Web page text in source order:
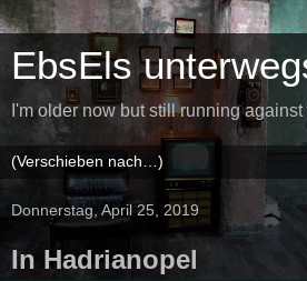
EbsEls
I'm older now but still running against
Donnerstag, April 25, 2019
In Hadrianopel